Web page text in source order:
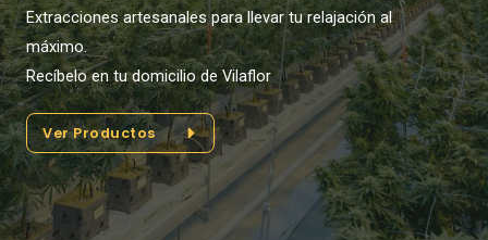
Extracciones artesanales para llevar tu relajación al
máximo.
Recíbelo en tu domicilio de Vilaflor
Ver Productos